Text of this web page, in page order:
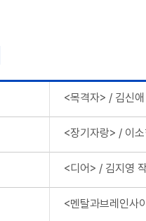
<목격자> / 김신
<장기자랑> / 이
<디어> / 김지영
<멘탈과브레인사